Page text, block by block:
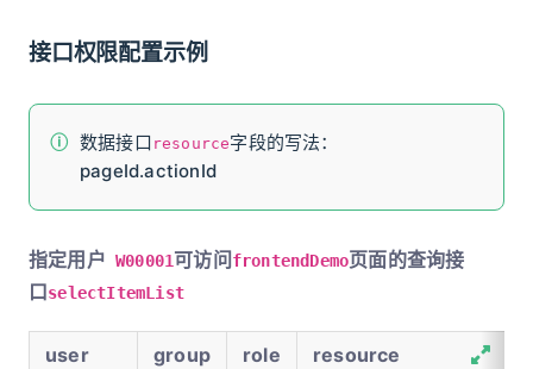
接口权限配置示例
数据接口 resource字段的写法：
pageId.actionId
指定用户 W00001可访问frontendDemo页面的查询接
口selectItemList
user group role
resource